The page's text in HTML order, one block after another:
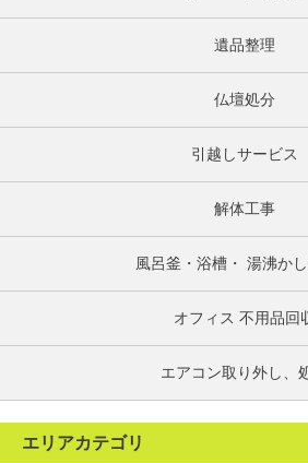
遺品整理
仏壇処分
引越しサービス
解体工事
風呂釜・浴槽・ 湯沸か
オフィス 不用品回
エアコン取り外し、
エリアカテゴリ